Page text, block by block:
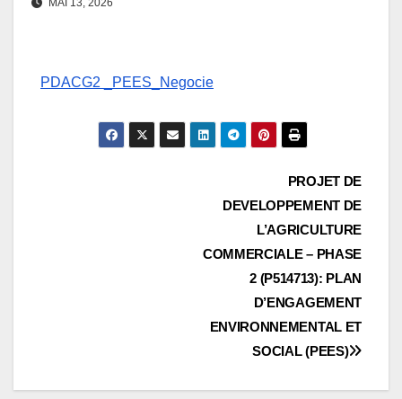
PDACG2 _PEES_Negocie
PROJET DE
DEVELOPPEMENT DE
L’AGRICULTURE
COMMERCIALE – PHASE
2 (P514713): PLAN
D’ENGAGEMENT
ENVIRONNEMENTAL ET
SOCIAL (PEES)